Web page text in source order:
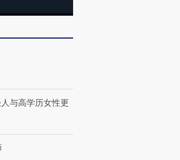
寻找100种
与高学历女性更